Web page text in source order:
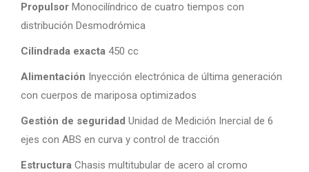
Propulsor Monocilíndrico de cuatro tiempos con
distribución Desmodrómica
Cilindrada exacta 450 cc
Alimentación Inyección electrónica de última generación
con cuerpos de mariposa optimizados
Gestión de seguridad Unidad de Medición Inercial de 6
ejes con ABS en curva y control de tracción
Estructura Chasis multitubular de acero al cromo